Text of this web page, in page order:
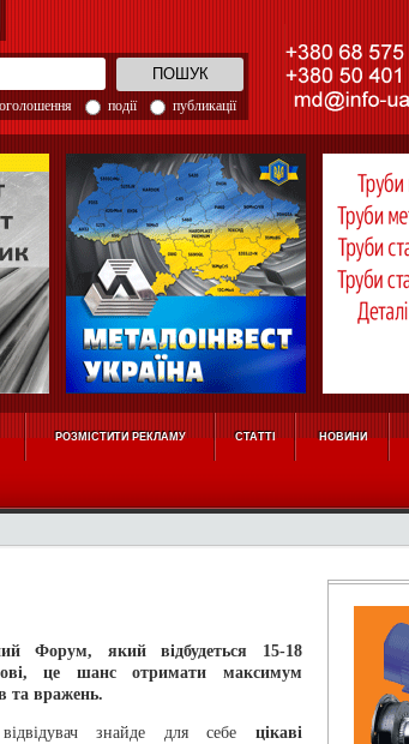
оголошення події публикації
РОЗМІСТИТИ РЕКЛАМУ СТАТТІ НОВИНИ
Форум, який відбудеться 15-18
це шанс отримати максимум
та вражень.
знайде для себе цікаві